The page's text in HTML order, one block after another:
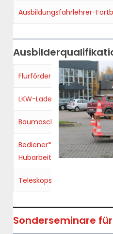
Ausbildungsfahrlehrer-
Flurförderzeugbediener*in
LKW-Ladekranbediener*in
Baumaschienenbediener*in
Bediener*in
Hubarbeitsbühne
Teleskopstaplerbediener*in
Sonderseminare